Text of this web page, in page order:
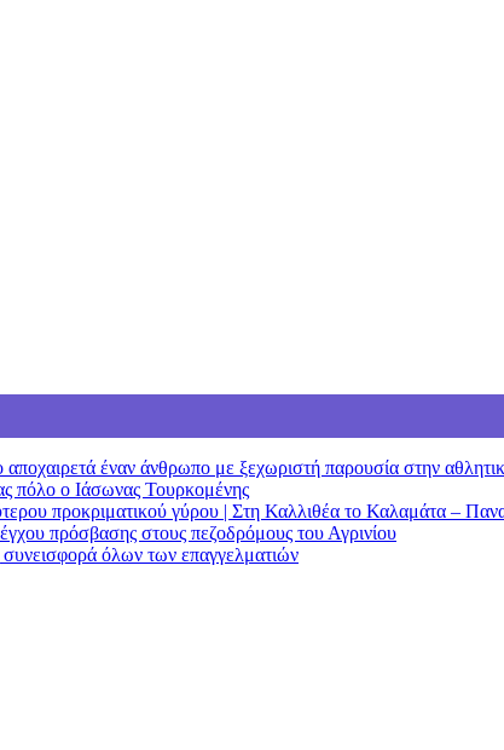
έναν άνθρωπο με ξεχωριστή παρουσία στην
πόλο ο Ιάσωνας Τουρκομένης
προκριματικού γύρου | Στη Καλλιθέα το Καλαμάτα –
πρόσβασης στους πεζοδρόμους του Αγρινίου
όλων των επαγγελματιών